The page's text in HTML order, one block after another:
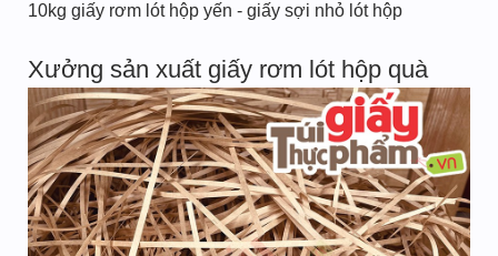
10kg giấy rơm lót hộp yến - giấy sợi nhỏ lót hộp
Xưởng sản xuất giấy rơm lót hộp quà